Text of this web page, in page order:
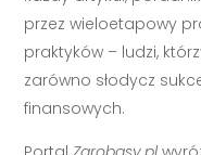
przez wieloetapowy
praktyków – ludzi,
zarówno słodycz
finansowych.